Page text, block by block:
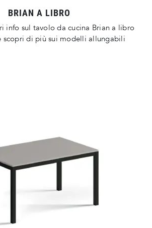
BRIAN A LIBRO
info sul tavolo da cucina Brian a libro
scopri di più sui modelli allungabili